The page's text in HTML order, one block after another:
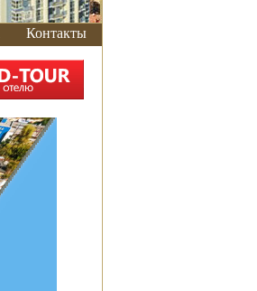
Контакты
Как добраться
Добраться от
Добраться на
автомобиле